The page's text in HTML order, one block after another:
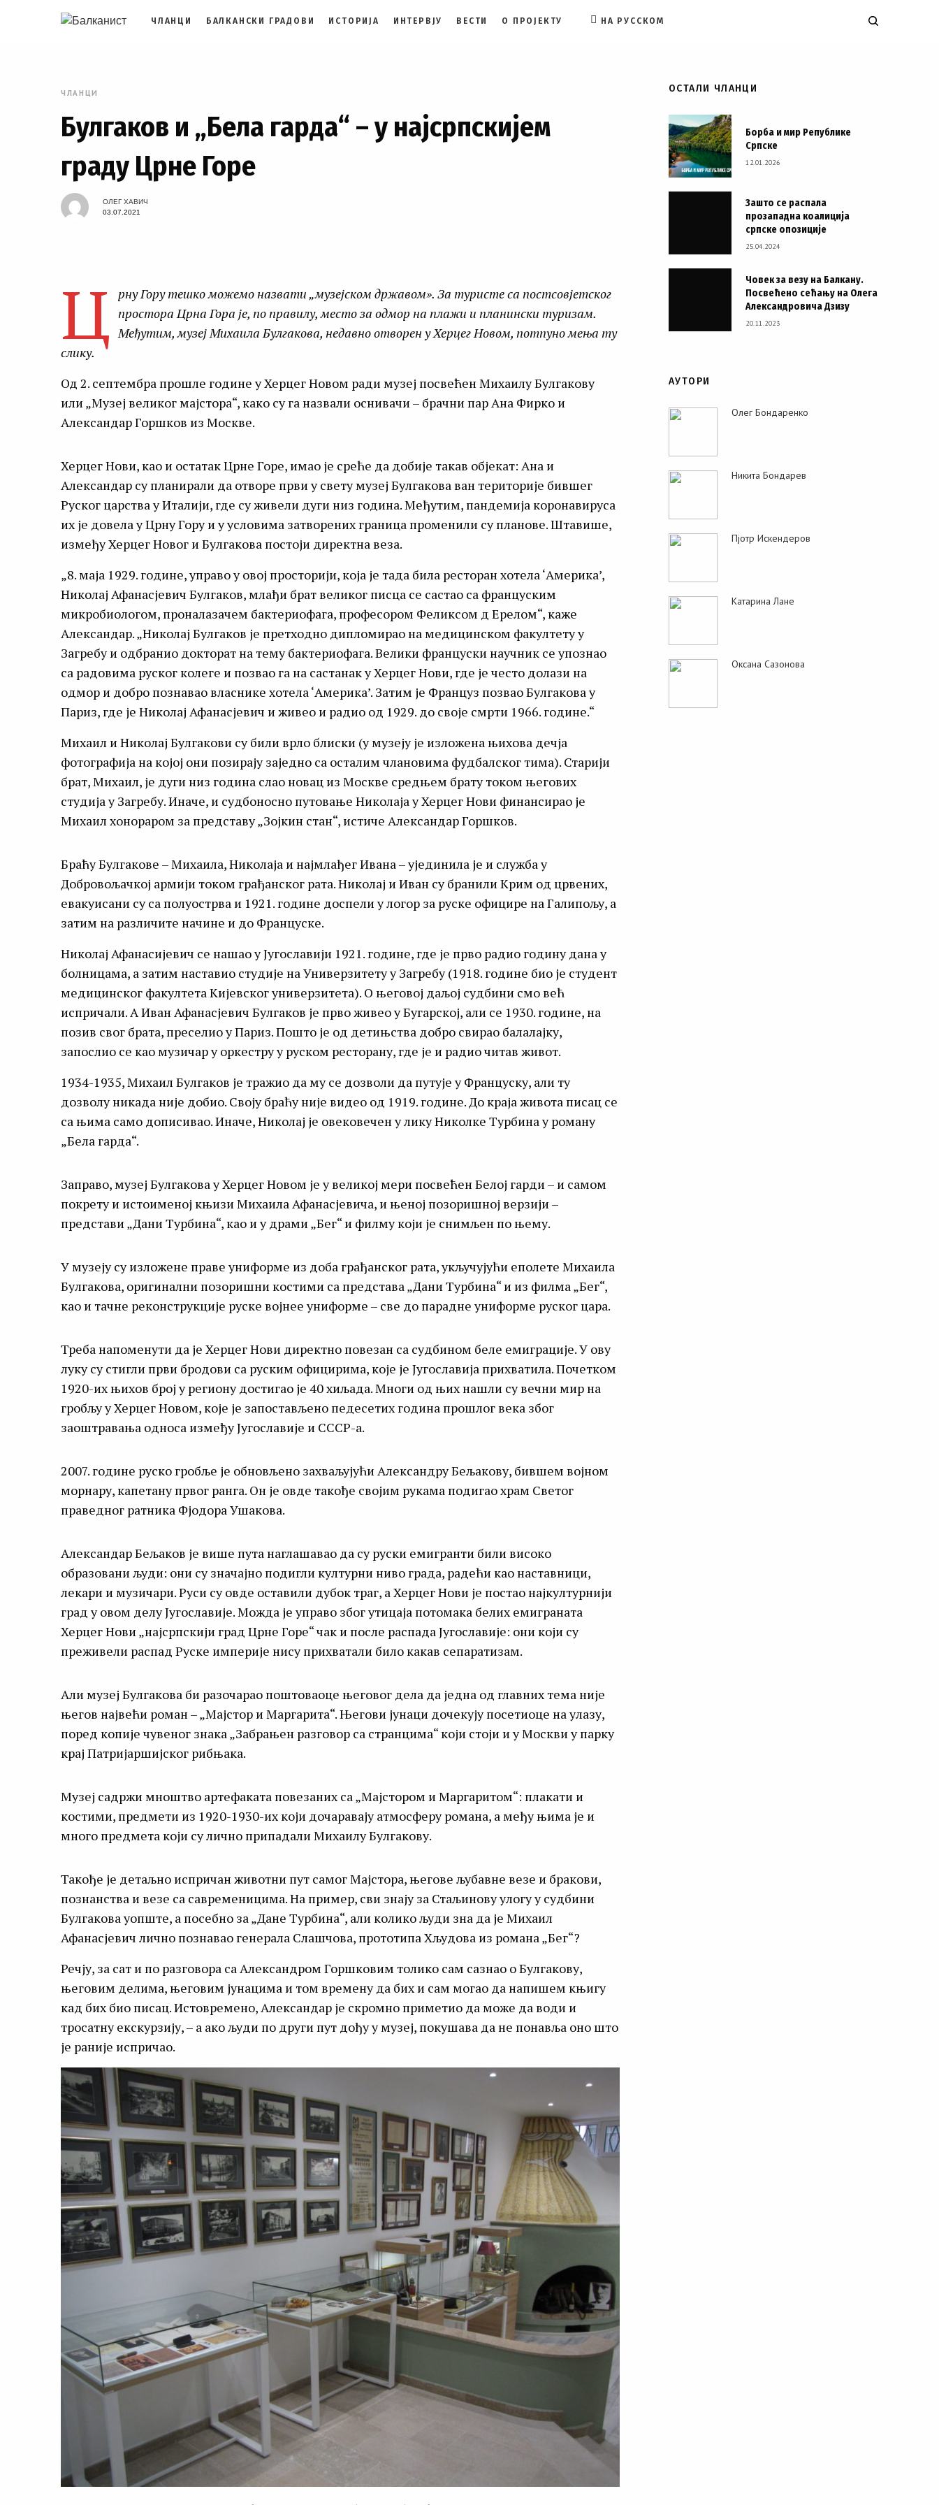
ЧЛАНЦИ БАЛКАНСКИ ГРАДОВИ ИСТОРИЈА ИНТЕРВЈУ ВЕСТИ О ПРОЈЕКТУ FACEBOOK
НА РУССКОМ
ЧЛАНЦИ
Булгаков и „Бела гарда“ – у најсрпскијем
граду Црне Горе
ОЛЕГ ХАВИЧ
03.07.2021
Ц рну Гору тешко можемо назвати „музејском државом». За туристе са постсовјетског
простора Црна Гора је, по правилу, место за одмор на плажи и планински туризам.
Међутим, музеј Михаила Булгакова, недавно отворен у Херцег Новом, потпуно мења ту
слику.
Од 2. септембра прошле године у Херцег Новом ради музеј посвећен Михаилу Булгакову
или „Музеј великог мајстора“, како су га назвали оснивачи – брачни пар Ана Фирко и
Александар Горшков из Москве.
Херцег Нови, као и остатак Црне Горе, имао је среће да добије такав објекат: Ана и
Александар су планирали да отворе први у свету музеј Булгакова ван територије бившег
Руског царства у Италији, где су живели дуги низ година. Међутим, пандемија коронавируса
их је довела у Црну Гору и у условима затворених граница променили су планове. Штавише,
између Херцег Новог и Булгакова постоји директна веза.
„8. маја 1929. године, управо у овој просторији, која је тада била ресторан хотела ‘Америка’,
Николај Афанасјевич Булгаков, млађи брат великог писца се састао са француским
микробиологом, проналазачем бактериофага, професором Феликсом д Ерелом“, каже
Александар. „Николај Булгаков је претходно дипломирао на медицинском факултету у
Загребу и одбранио докторат на тему бактериофага. Велики француски научник се упознао
са радовима руског колеге и позвао га на састанак у Херцег Нови, где је често долази на
одмор и добро познавао власнике хотела ‘Америка’. Затим је Француз позвао Булгакова у
Париз, где је Николај Афанасјевич и живео и радио од 1929. до своје смрти 1966. године.“
Михаил и Николај Булгакови су били врло блиски (у музеју је изложена њихова дечја
фотографија на којој они позирају заједно са осталим члановима фудбалског тима). Старији
брат, Михаил, је дуги низ година слао новац из Москве средњем брату током његових
студија у Загребу. Иначе, и судбоносно путовање Николаја у Херцег Нови финансирао је
Михаил хонораром за представу „Зојкин стан“, истиче Александар Горшков.
Браћу Булгакове – Михаила, Николаја и најмлађег Ивана – ујединила је и служба у
Добровољачкој армији током грађанског рата. Николај и Иван су бранили Крим од црвених,
евакуисани су са полуострва и 1921. године доспели у логор за руске официре на Галипољу, а
затим на различите начине и до Француске.
Николај Афанасијевич се нашао у Југославији 1921. године, где је прво радио годину дана у
болницама, а затим наставио студије на Универзитету у Загребу (1918. године био је студент
медицинског факултета Кијевског универзитета). О његовој даљој судбини смо већ
испричали. А Иван Афанасјевич Булгаков је прво живео у Бугарској, али се 1930. године, на
позив свог брата, преселио у Париз. Пошто је од детињства добро свирао балалајку,
запослио се као музичар у оркестру у руском ресторану, где је и радио читав живот.
1934-1935, Михаил Булгаков је тражио да му се дозволи да путује у Француску, али ту
дозволу никада није добио. Своју браћу није видео од 1919. године. До краја живота писац се
са њима само дописивао. Иначе, Николај је овековечен у лику Николке Турбина у роману
„Бела гарда“.
Заправо, музеј Булгакова у Херцег Новом је у великој мери посвећен Белој гарди – и самом
покрету и истоименој књизи Михаила Афанасјевича, и њеној позоришној верзији –
представи „Дани Турбина“, као и у драми „Бег“ и филму који је снимљен по њему.
У музеју су изложене праве униформе из доба грађанског рата, укључујући еполете Михаила
Булгакова, оригинални позоришни костими са представа „Дани Турбина“ и из филма „Бег“,
као и тачне реконструкције руске војнее униформе – све до парадне униформе руског цара.
Треба напоменути да је Херцег Нови директно повезан са судбином беле емиграције. У ову
луку су стигли први бродови са руским официрима, које је Југославија прихватила. Почетком
1920-их њихов број у региону достигао је 40 хиљада. Многи од њих нашли су вечни мир на
гробљу у Херцег Новом, које је запостављено педесетих година прошлог века због
заоштравања односа између Југославије и СССР-а.
2007. године руско гробље је обновљено захваљујући Александру Бељакову, бившем војном
морнару, капетану првог ранга. Он је овде такође својим рукама подигао храм Светог
праведног ратника Фјодора Ушакова.
Александар Бељаков је више пута наглашавао да су руски емигранти били високо
образовани људи: они су значајно подигли културни ниво града, радећи као наставници,
лекари и музичари. Руси су овде оставили дубок траг, а Херцег Нови је постао најкултурнији
град у овом делу Југославије. Можда је управо због утицаја потомака белих емиграната
Херцег Нови „најсрпскији град Црне Горе“ чак и после распада Југославије: они који су
преживели распад Руске империје нису прихватали било какав сепаратизам.
Али музеј Булгакова би разочарао поштоваоце његовог дела да једна од главних тема није
његов највећи роман – „Мајстор и Маргарита“. Његови јунаци дочекују посетиоце на улазу,
поред копије чувеног знака „Забрањен разговор са странцима“ који стоји и у Москви у парку
крај Патријаршијског рибњака.
Музеј садржи мноштво артефаката повезаних са „Мајстором и Маргаритом“: плакати и
костими, предмети из 1920-1930-их који дочаравају атмосферу романа, а међу њима је и
много предмета који су лично припадали Михаилу Булгакову.
Такође је детаљно испричан животни пут самог Мајстора, његове љубавне везе и бракови,
познанства и везе са савременицима. На пример, сви знају за Стаљинову улогу у судбини
Булгакова уопште, а посебно за „Дане Турбина“, али колико људи зна да је Михаил
Афанасјевич лично познавао генерала Слашчова, прототипа Хљудова из романа „Бег“?
Речју, за сат и по разговора са Александром Горшковим толико сам сазнао о Булгакову,
његовим делима, његовим јунацима и том времену да бих и сам могао да напишем књигу
кад бих био писац. Истовремено, Александар је скромно приметио да може да води и
тросатну екскурзију, – а ако људи по други пут дођу у музеј, покушава да не понавља оно што
је раније испричао.
ОСТАЛИ ЧЛАНЦИ
Борба и мир Републике
Српске
12.01.2026
Зашто се распала
прозападна коалиција
српске опозиције
25.04.2024
Човек за везу на Балкану.
Посвећено сећању на Олега
Александровича Дзизу
20.11.2023
АУТОРИ
Олег Бондаренко
Никита Бондарев
Пjoтр Искендеров
Катарина Лане
Оксана Сазонова